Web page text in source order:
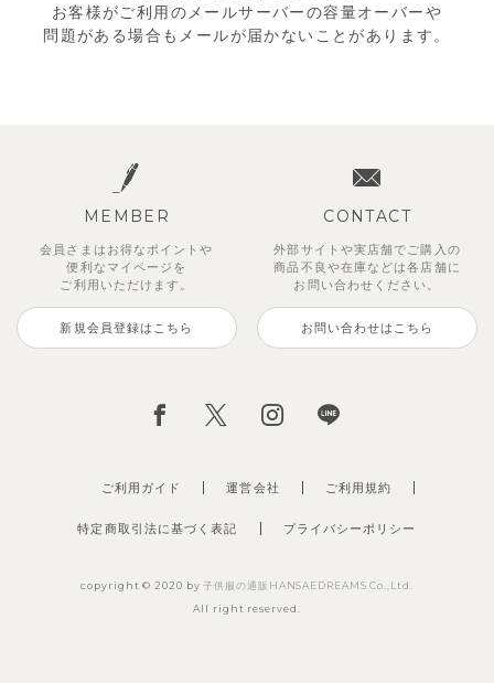
お客様がご利用のメールサーバーの容量オーバーや
問題がある場合もメールが届かないことがあります。
MEMBER
会員さまはお得なポイントや
便利な マイページを
ご利用いただけます。
新規会員登録はこちら
CONTACT
外部サイトや実店舗でご購入の
商品不良や在庫などは各店舗に
お問い合わせください。
お問い合わせはこちら
ご利用ガイド 運営会社
特定商取引法に基づく表記 プライバシーポリシー
ご利用規約
copyright © 2020 by子供服の通販HANSAEDREAMS Co.,Ltd.
All right reserved.